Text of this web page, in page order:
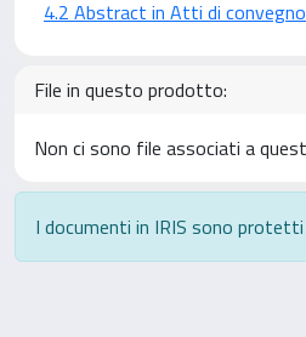
4.2 Abstract in Atti di convegno
File in questo prodotto:
Non ci sono file associati a
I documenti in IRIS sono